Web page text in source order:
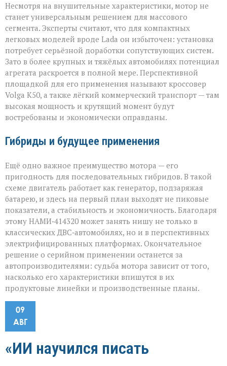
Несмотря на внушительные характеристики, мотор не
станет универсальным решением для массового
сегмента. Эксперты считают, что для компактных
легковых моделей вроде Lada он избыточен: установка
потребует серьёзной доработки сопутствующих систем.
Зато в более крупных и тяжёлых автомобилях потенциал
агрегата раскроется в полной мере. Перспективной
площадкой для его применения называют кроссовер
Volga К50, а также лёгкий коммерческий транспорт — там
высокая мощность и крутящий момент будут
востребованы и экономически оправданы.
Гибриды и будущее применения
Ещё одно важное преимущество мотора — его
пригодность для последовательных гибридов. В такой
схеме двигатель работает как генератор, подзаряжая
батарею, и здесь на первый план выходят не пиковые
показатели, а стабильность и экономичность. Благодаря
этому НАМИ‑414320 может занять нишу не только в
классических ДВС‑автомобилях, но и в перспективных
электрифицированных платформах. Окончательное
решение о серийном применении останется за
автопроизводителями: судьба мотора зависит от того,
насколько его характеристики впишутся в их
продуктовые линейки и производственные планы.
09
АВГ
«ИИ научился писать